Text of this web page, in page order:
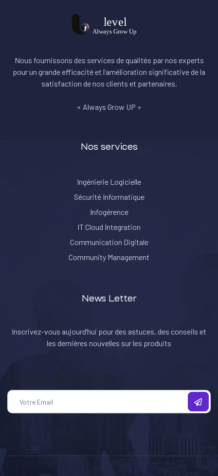
Nous fournissons des services de qualités par nos experts
pour un grande efficacité et l’amélioration significative de la
satisfaction de nos clients et partenaires.
« Always Grow UP »
Nos services
Ingénierie Logicielle
Sécurité Informatique
Infogérence
IT Cloud Integration
Communication Digitale
Community Management
News Letter
Inscrivez-vous aujourd’hui pour des astuces, des conseils et
les dernières nouvelles sur les produits
[mc4wp_form id="329"]